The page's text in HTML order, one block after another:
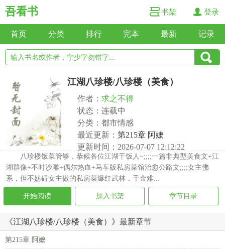
吾看书 书架 登录
首页 分类 排行 完本 最新 记录
江湖八珍楼/八珍楼（美食）
作者： 求之不得
状态：连载中
分类：都市情感
最近更新： 第215章 阿嬷
更新时间：2026-07-07 12:12:22
八珍楼饭菜管够，恭候各位江湖干饭人~;;;;一篇非典型美食文+江
湖群像+不时沙雕+偶尔热血+马车版私房菜馆治愈公路文;;;;女主佛
系，但不妨碍女主做的私房菜爆红武林，千金难...
开始阅读 加入书架 章节目录
《江湖八珍楼/八珍楼（美食）》最新章节
第215章 阿嬷